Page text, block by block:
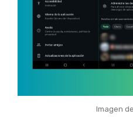
Imagen